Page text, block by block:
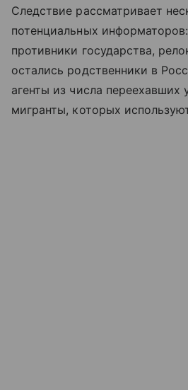
Следствие рассматривает
потенциальных
противники государства,
остались родственники в
агенты из числа переехавших
мигранты, которых